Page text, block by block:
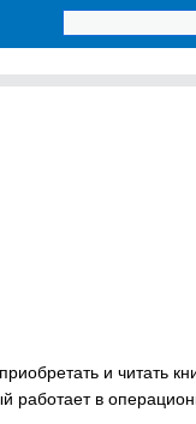
и читать
работает в